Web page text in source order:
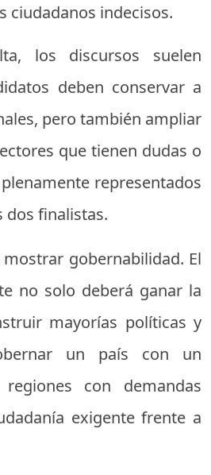
ciudadanos indecisos.
los discursos suelen
deben conservar a
pero también ampliar
que tienen dudas o
representados
dos finalistas.
gobernabilidad. El
no solo deberá ganar la
mayorías políticas y
un país con un
con demandas
exigente frente a